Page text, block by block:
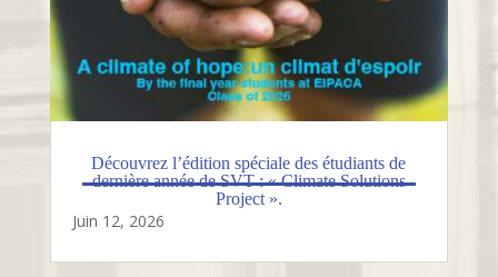
Découvrez l’édition spéciale des étudiants de
dernière année de SVT : « Climate Solutions
Project ».
Juin 12, 2026